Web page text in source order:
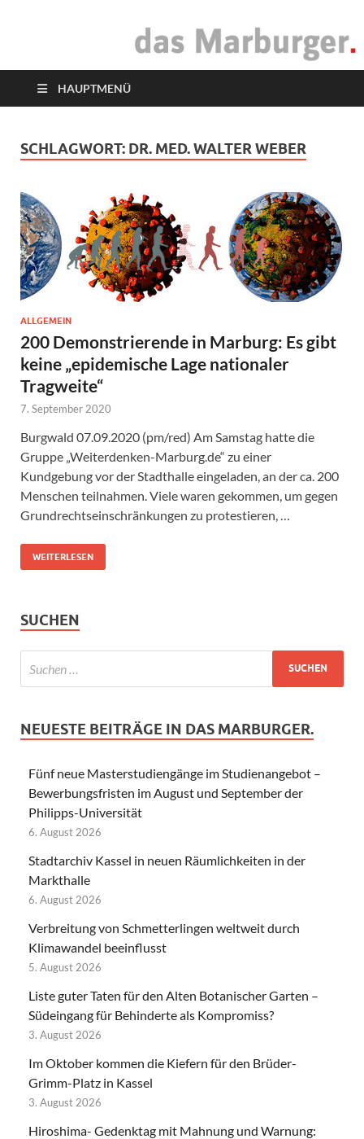
das Marburger.
HAUPTMENÜ
SCHLAGWORT: DR. MED. WALTER WEBER
ALLGEMEIN
200 Demonstrierende in Marburg: Es gibt
keine „epidemische Lage nationaler
Tragweite“
7. September 2020
Burgwald 07.09.2020 (pm/red) Am Samstag hatte die
Gruppe „Weiterdenken-Marburg.de“ zu einer
Kundgebung vor der Stadthalle eingeladen, an der ca. 200
Menschen teilnahmen. Viele waren gekommen, um gegen
Grundrechtseinschränkungen zu protestieren, …
WEITERLESEN
SUCHEN
NEUESTE BEITRÄGE IN DAS MARBURGER.
Fünf neue Masterstudiengänge im Studienangebot –
Bewerbungsfristen im August und September der
Philipps-Universität
6. August 2026
Stadtarchiv Kassel in neuen Räumlichkeiten in der
Markthalle
6. August 2026
Verbreitung von Schmetterlingen weltweit durch
Klimawandel beeinflusst
5. August 2026
Liste guter Taten für den Alten Botanischer Garten –
Südeingang für Behinderte als Kompromiss?
3. August 2026
Im Oktober kommen die Kiefern für den Brüder-
Grimm-Platz in Kassel
3. August 2026
Hiroshima- Gedenktag mit Mahnung und Warnung: